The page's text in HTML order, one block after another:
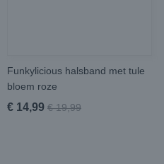
Funkylicious halsband met tule
bloem roze
€ 14,99 € 19,99